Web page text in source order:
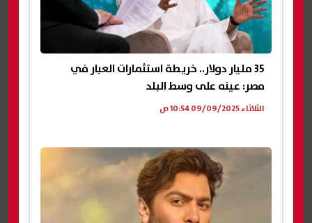
35 مليار دولار.. خريطة استثمارات العبار في
مصر: عينه على وسط البلد
الثلاثاء 09/09/2025 10:54 ص